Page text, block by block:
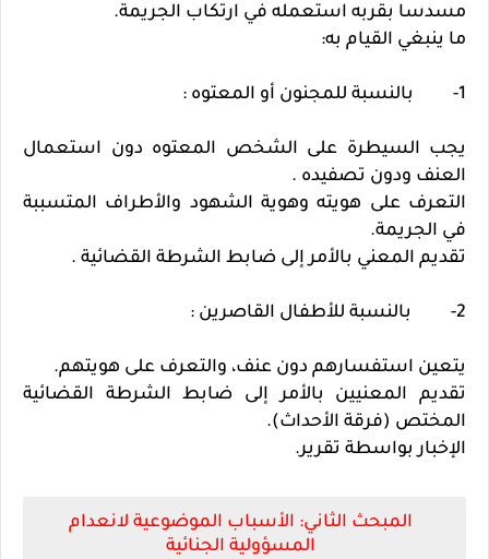
مسدسا بقربه استعمله في ارتكاب الجريمة.
ما ينبغي القيام به:
1- بالنسبة للمجنون أو المعتوه :
يجب السيطرة على الشخص المعتوه دون استعمال
العنف ودون تصفيده .
التعرف على هويته وهوية الشهود والأطراف المتسببة
في الجريمة.
تقديم المعني بالأمر إلى ضابط الشرطة القضائية .
2- بالنسبة للأطفال القاصرين :
يتعين استفسارهم دون عنف، والتعرف على هويتهم.
تقديم المعنيين بالأمر إلى ضابط الشرطة القضائية
المختص (فرقة الأحداث).
الإخبار بواسطة تقرير.
المبحث الثاني: الأسباب الموضوعية لانعدام
المسؤولية الجنائية